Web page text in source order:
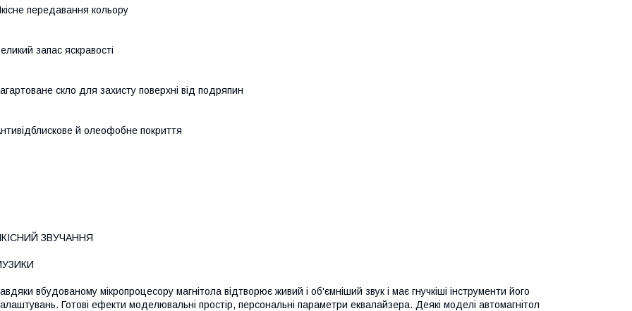
передавання кольору
запас яскравості
скло для захисту поверхні від подряпин
й олеофобне покриття
ЗВУЧАННЯ
вбудованому мікропроцесору магнітола відтворює живий і об'ємніший звук і має гнучкіші інструменти його
Готові ефекти моделювальні простір, персональні параметри еквалайзера. Деякі моделі автомагнітол